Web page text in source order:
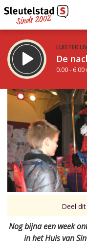
LUISTER
De
0.00 - 6.00
STRAKS:
De ochtend van
6.00 - 12.00 uur
Vorig uur
Inklappen
Deel
Nog bijna een week
in het Huis van